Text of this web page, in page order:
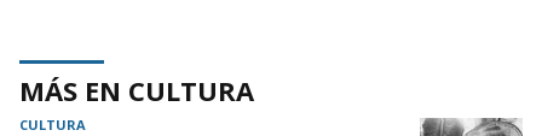
MÁS EN CULTURA
CULTURA